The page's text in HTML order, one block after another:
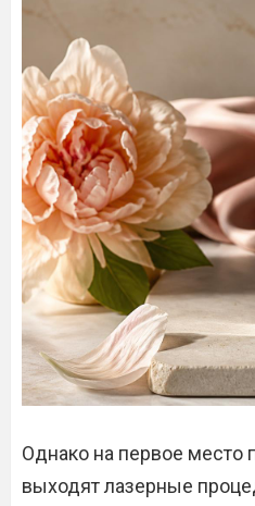
Однако на первое место
выходят лазерные